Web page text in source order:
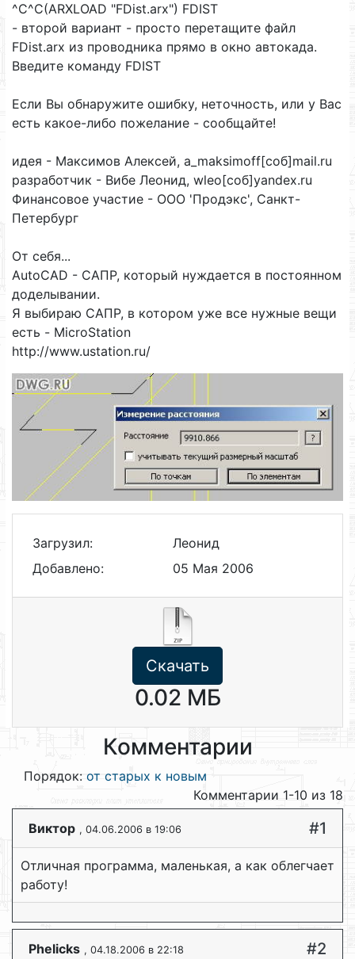
^C^C(ARXLOAD "FDist.arx") FDIST
- второй вариант - просто перетащите файл
FDist.arx из проводника прямо в окно автокада.
Введите команду FDIST
Если Вы обнаружите ошибку, неточность, или у Вас
есть какое-либо пожелание - сообщайте!
идея - Максимов Алексей, a_maksimoff[соб]mail.ru
разработчик - Вибе Леонид, wleo[соб]yandex.ru
Финансовое участие - ООО 'Продэкс', Санкт-
Петербург
От себя...
AutoCAD - САПР, который нуждается в постоянном
доделывании.
Я выбираю САПР, в котором уже все нужные вещи
есть - MicroStation
http://www.ustation.ru/
Загрузил:
Леонид
Добавлено:
05 Мая 2006
Скачать
0.02 МБ
Комментарии
Порядок: от старых к новым
Комментарии 1-10 из 18
Виктор , 04.06.2006 в 19:06 #1
Отличная программа, маленькая, а как облегчает
работу!
Phelicks , 04.18.2006 в 22:18 #2